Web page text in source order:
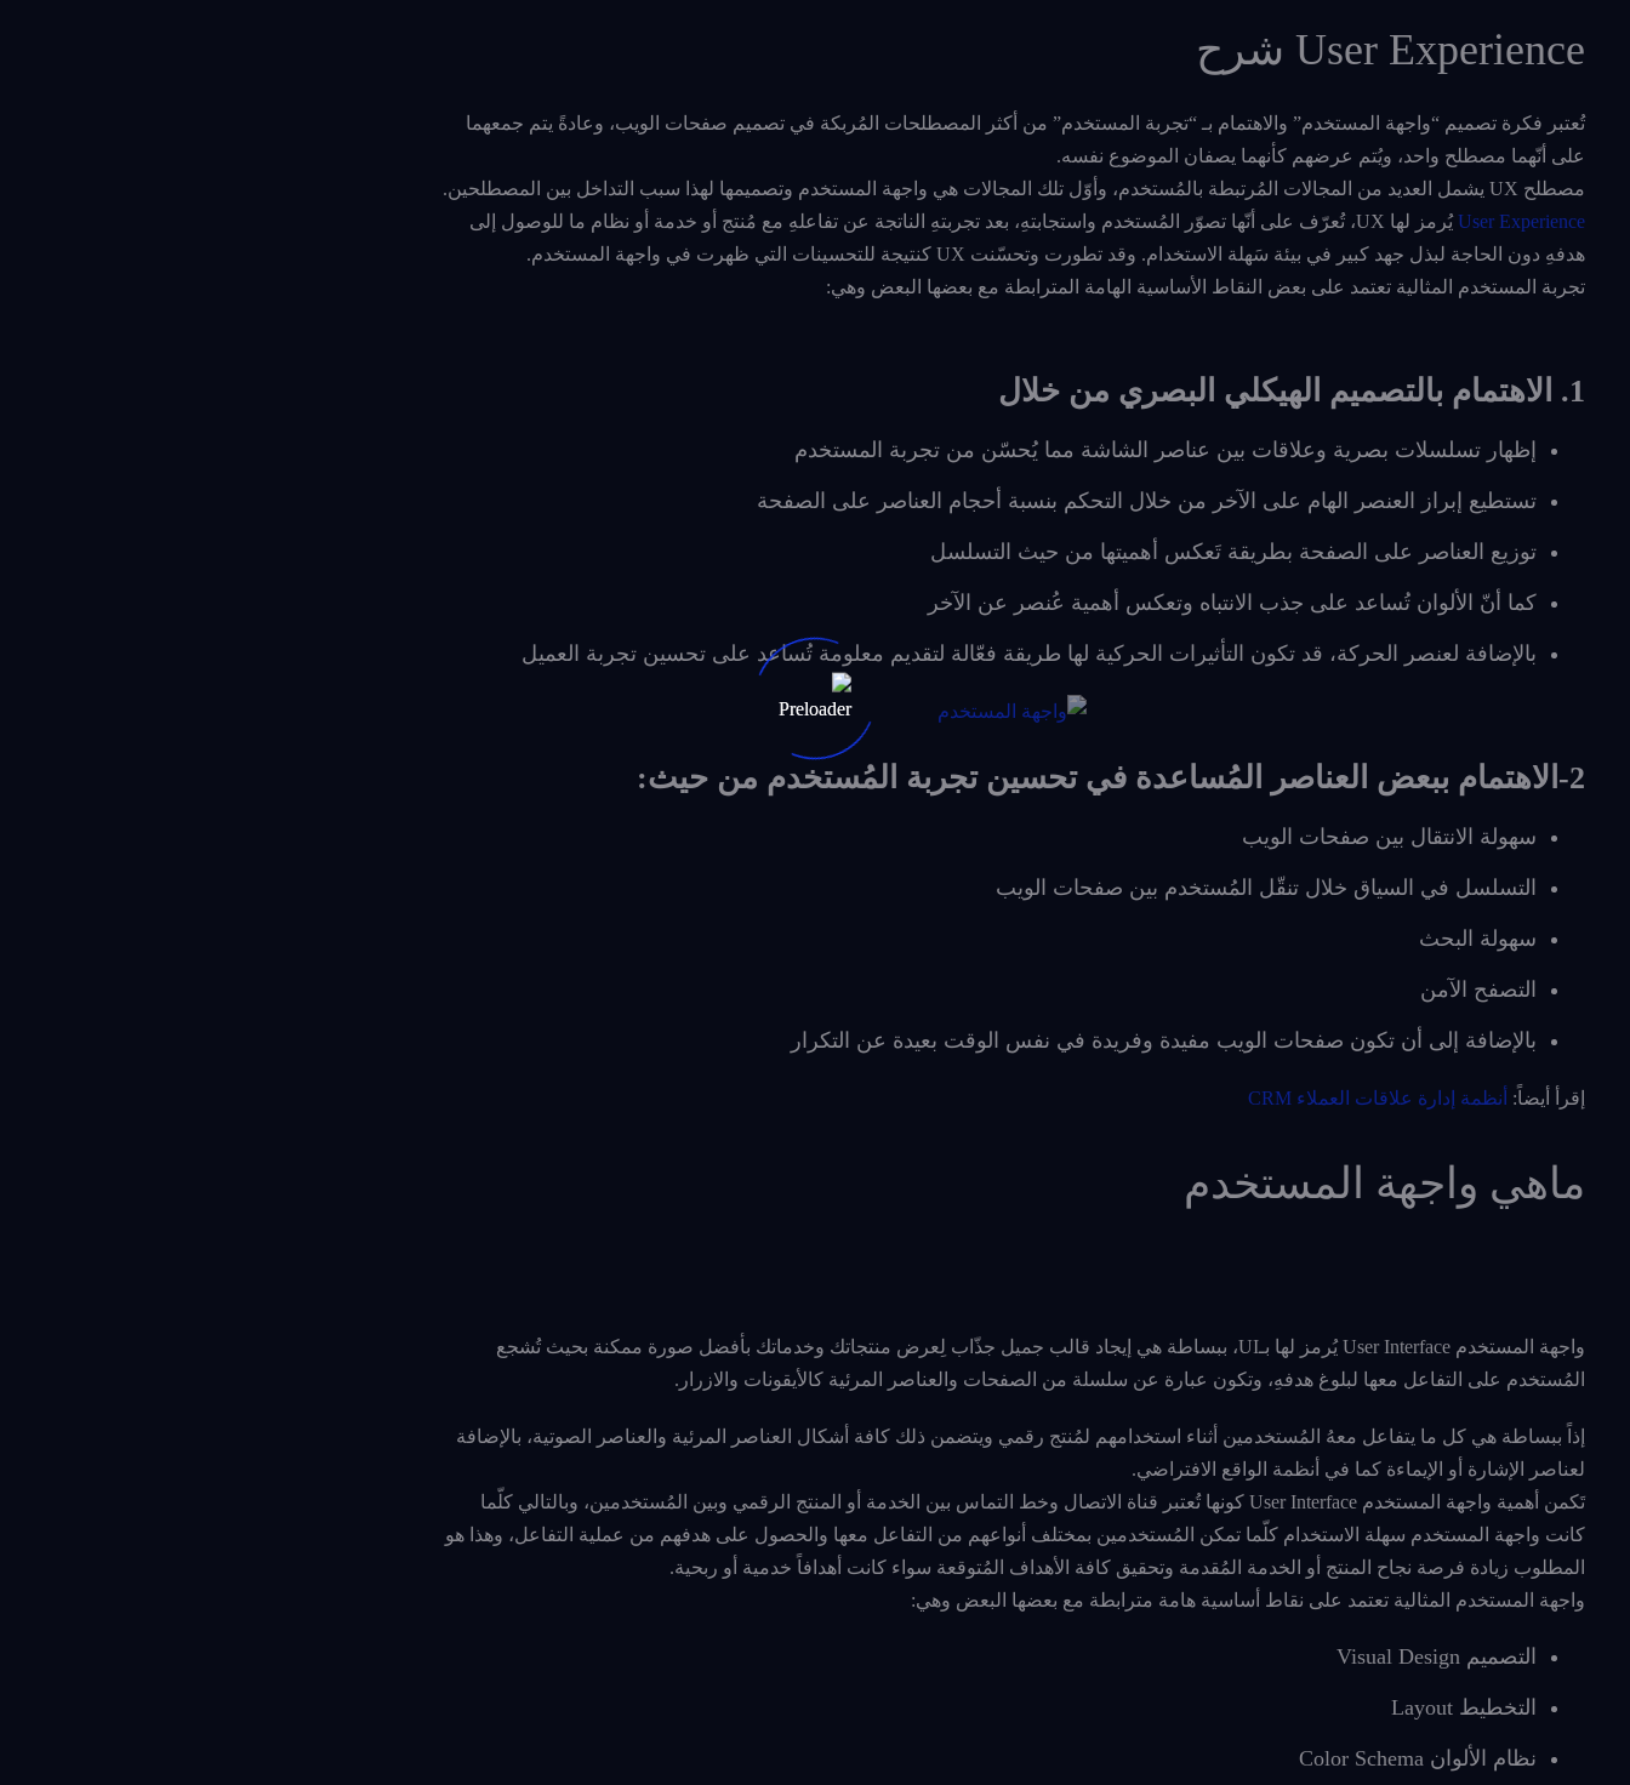
User Experience شرح
تُعتبر فكرة تصميم “واجهة المستخدم” والاهتمام بـ “تجربة المستخدم” من أكثر المصطلحات المُربكة في تصميم صفحات الويب، وعادةً يتم جمعهما
على أنّهما مصطلح واحد، ويُتم عرضهم كأنهما يصفان الموضوع نفسه.
مصطلح UX يشمل العديد من المجالات المُرتبطة بالمُستخدم، وأوّل تلك المجالات هي واجهة المستخدم وتصميمها لهذا سبب التداخل بين المصطلحين.
User Experience
يُرمز لها UX، تُعرّف على أنّها تصوّر المُستخدم واستجابتهِ، بعد تجربتهِ الناتجة عن تفاعلهِ مع مُنتج أو خدمة أو نظام ما للوصول إلى
هدفهِ دون الحاجة لبذل جهد كبير في بيئة سَهلة الاستخدام. وقد تطورت وتحسّنت UX كنتيجة للتحسينات التي ظهرت في واجهة المستخدم.
تجربة المستخدم المثالية تعتمد على بعض النقاط الأساسية الهامة المترابطة مع بعضها البعض وهي:
1. الاهتمام بالتصميم الهيكلي البصري من خلال
إظهار تسلسلات بصرية وعلاقات بين عناصر الشاشة مما يُحسّن من تجربة المستخدم
تستطيع إبراز العنصر الهام على الآخر من خلال التحكم بنسبة أحجام العناصر على الصفحة
توزيع العناصر على الصفحة بطريقة تَعكس أهميتها من حيث التسلسل
كما أنّ الألوان تُساعد على جذب الانتباه وتعكس أهمية عُنصر عن الآخر
بالإضافة لعنصر الحركة، قد تكون التأثيرات الحركية لها طريقة فعّالة لتقديم معلومة تُساعد على تحسين تجربة العميل
2-الاهتمام ببعض العناصر المُساعدة في تحسين تجربة المُستخدم من حيث:
سهولة الانتقال بين صفحات الويب
التسلسل في السياق خلال تنقّل المُستخدم بين صفحات الويب
سهولة البحث
التصفح الآمن
بالإضافة إلى أن تكون صفحات الويب مفيدة وفريدة في نفس الوقت بعيدة عن التكرار
إقرأ أيضاً: أنظمة إدارة علاقات العملاء CRM
ماهي واجهة المستخدم
واجهة المستخدم User Interface يُرمز لها بـUI، ببساطة هي إيجاد قالب جميل جذّاب لِعرض منتجاتك وخدماتك بأفضل صورة ممكنة بحيث تُشجع
المُستخدم على التفاعل معها لبلوغ هدفهِ، وتكون عبارة عن سلسلة من الصفحات والعناصر المرئية كالأيقونات والازرار.
إذاً ببساطة هي كل ما يتفاعل معهُ المُستخدمين أثناء استخدامهم لمُنتج رقمي ويتضمن ذلك كافة أشكال العناصر المرئية والعناصر الصوتية، بالإضافة
لعناصر الإشارة أو الإيماءة كما في أنظمة الواقع الافتراضي.
تَكمن أهمية واجهة المستخدم User Interface كونها تُعتبر قناة الاتصال وخط التماس بين الخدمة أو المنتج الرقمي وبين المُستخدمين، وبالتالي كلّما
كانت واجهة المستخدم سهلة الاستخدام كلّما تمكن المُستخدمين بمختلف أنواعهم من التفاعل معها والحصول على هدفهم من عملية التفاعل، وهذا هو
المطلوب زيادة فرصة نجاح المنتج أو الخدمة المُقدمة وتحقيق كافة الأهداف المُتوقعة سواء كانت أهدافاً خدمية أو ربحية.
واجهة المستخدم المثالية تعتمد على نقاط أساسية هامة مترابطة مع بعضها البعض وهي:
التصميم Visual Design
التخطيط Layout
نظام الألوان Color Schema